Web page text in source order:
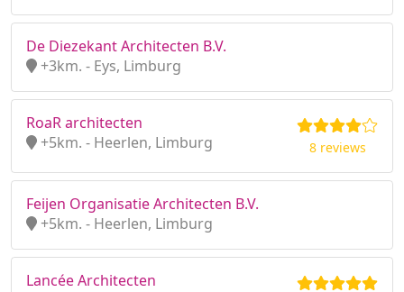
De Diezekant Architecten B.V.
+3km. - Eys, Limburg
RoaR architecten
+5km. - Heerlen, Limburg
8 reviews
Feijen Organisatie Architecten B.V.
+5km. - Heerlen, Limburg
Lancée Architecten